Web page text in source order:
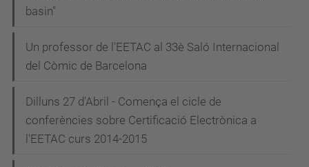
basin"
Un professor de l'EETAC al 33è Saló Internacional
del Còmic de Barcelona
Dilluns 27 d'Abril - Comença el cicle de
conferències sobre Certificació Electrònica a
l'EETAC curs 2014-2015